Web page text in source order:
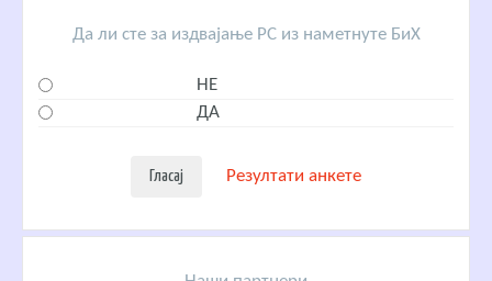
Да ли сте за издвајање РС из наметнуте БиХ
НЕ
ДА
Резултати анкете